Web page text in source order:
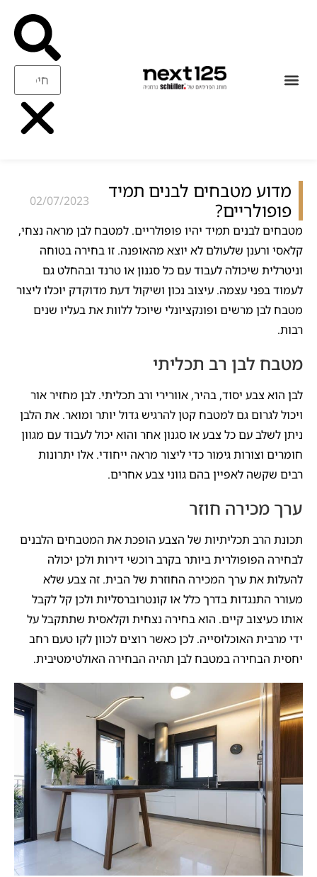
מדוע מטבחים לבנים תמיד
פופולריים?
02/07/2023
מטבחים לבנים תמיד יהיו פופולריים. למטבח לבן מראה נצחי,
קלאסי ורענן שלעולם לא יוצא מהאופנה. זו בחירה בטוחה
וניטרלית שיכולה לעבוד עם כל סגנון או טרנד ובהחלט גם
לעמוד בפני עצמה. עיצוב נכון ושיקול דעת מדוקדק יוכלו ליצור
מטבח לבן מרשים ופונקציונלי שיוכל ללוות את בעליו שנים
רבות.
מטבח לבן רב תכליתי
לבן הוא צבע יסוד, בהיר, אוורירי ורב תכליתי. לבן מחזיר אור
ויכול לגרום גם למטבח קטן להרגיש גדול יותר ומואר. את הלבן
ניתן לשלב עם כל צבע או סגנון אחר והוא יכול לעבוד עם מגוון
חומרים וצורות גימור כדי ליצור מראה ייחודי. אלו יתרונות
רבים שקשה לאפיין בהם גווני צבע אחרים.
ערך מכירה חוזר
תכונת הרב תכליתיות של הצבע הופכת את המטבחים הלבנים
לבחירה הפופולרית ביותר בקרב רוכשי דירות ולכן יכולה
להעלות את ערך המכירה החוזרת של הבית. זה צבע שלא
מעורר התנגדות בדרך כלל או קונטרוברסליות ולכן קל לקבל
אותו כעיצוב קיים. הוא בחירה נצחית וקלאסית שתתקבל על
ידי מרבית האוכלוסייה. לכן כאשר רוצים לכוון לקו טעם רחב
יחסית הבחירה במטבח לבן תהיה הבחירה האולטימטיבית.